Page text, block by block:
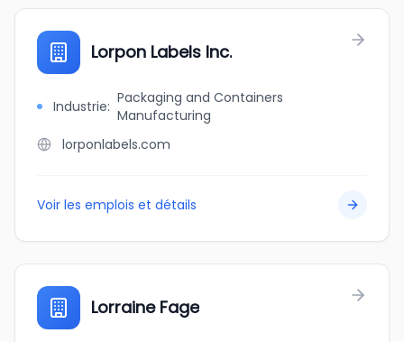
Lorpon Labels Inc.
Industrie: Packaging and Containers
Manufacturing
lorponlabels.com
Voir les emplois et détails
Lorraine Fage